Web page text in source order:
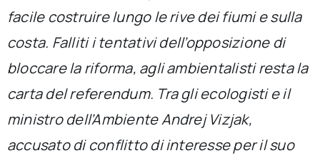
Chi siamo
per:
Newsletter
facile costruire lungo le rive dei fiumi e sulla
costa. Falliti i tentativi dell’opposizione di
bloccare la riforma, agli ambientalisti resta la
carta del referendum. Tra gli ecologisti e il
ministro dell’Ambiente Andrej Vizjak,
accusato di conflitto di interesse per il suo